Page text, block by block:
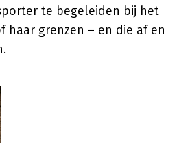
te begeleiden bij het
haar grenzen – en die af en